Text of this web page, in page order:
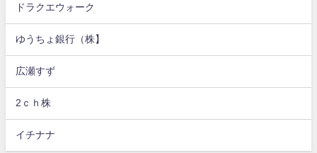
ドラクエウォーク
ゆうちょ銀行（株】
広瀬すず
2ｃｈ株
イチナナ